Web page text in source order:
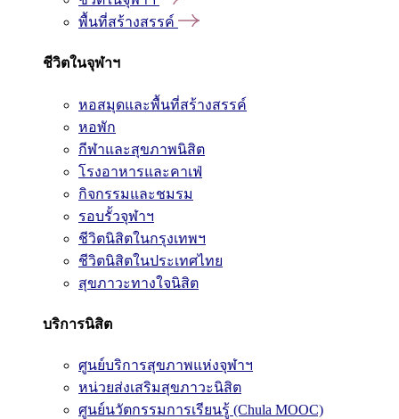
พื้นที่สร้างสรรค์
ชีวิตในจุฬาฯ
หอสมุดและพื้นที่สร้างสรรค์
หอพัก
กีฬาและสุขภาพนิสิต
โรงอาหารและคาเฟ่
กิจกรรมและชมรม
รอบรั้วจุฬาฯ
ชีวิตนิสิตในกรุงเทพฯ
ชีวิตนิสิตในประเทศไทย
สุขภาวะทางใจนิสิต
บริการนิสิต
ศูนย์บริการสุขภาพแห่งจุฬาฯ
หน่วยส่งเสริมสุขภาวะนิสิต
ศูนย์นวัตกรรมการเรียนรู้ (Chula MOOC)